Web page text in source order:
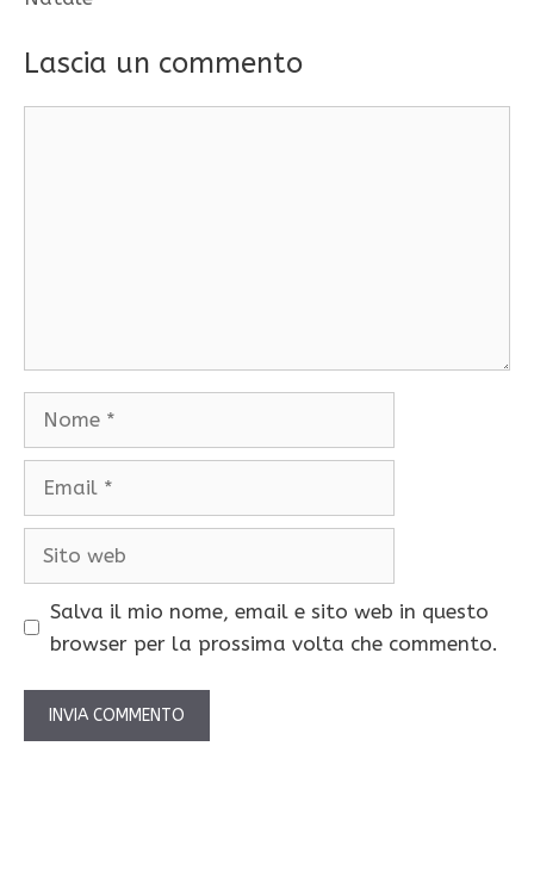
Lascia un commento
Salva il mio nome, email e sito web in questo
browser per la prossima volta che commento.